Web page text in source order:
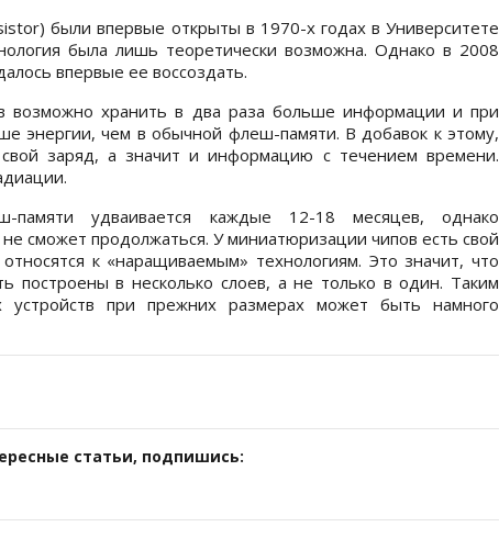
были впервые открыты в 1970-х годах в Университете
была лишь теоретически возможна. Однако в 2008
впервые ее воссоздать.
возможно хранить в два раза больше информации и при
энергии, чем в обычной флеш-памяти. В добавок к этому,
заряд, а значит и информацию с течением времени.
памяти удваивается каждые 12-18 месяцев, однако
сможет продолжаться. У миниатюризации чипов есть свой
к «наращиваемым» технологиям. Это значит, что
построены в несколько слоев, а не только в один. Таким
устройств при прежних размерах может быть намного
статьи, подпишись: